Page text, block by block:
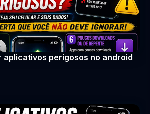
aplicativos perigosos no android